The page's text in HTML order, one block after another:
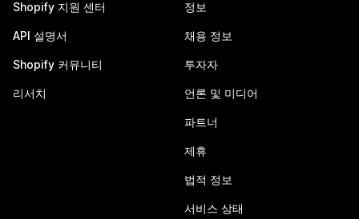
Shopify 지원 센터
API 설명서
Shopify 커뮤니티
리서치
정보
채용 정보
투자자
언론 및 미디어
파트너
제휴
법적 정보
서비스 상태